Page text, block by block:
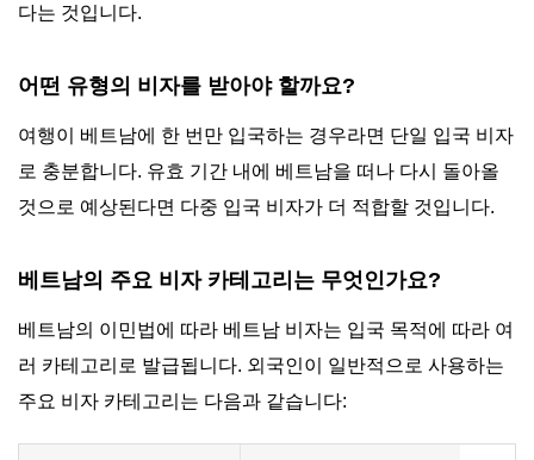
다는 것입니다.
어떤 유형의 비자를 받아야 할까요?
여행이 베트남에 한 번만 입국하는 경우라면 단일 입국 비자
로 충분합니다. 유효 기간 내에 베트남을 떠나 다시 돌아올
것으로 예상된다면 다중 입국 비자가 더 적합할 것입니다.
베트남의 주요 비자 카테고리는 무엇인가요?
베트남의 이민법에 따라 베트남 비자는 입국 목적에 따라 여
러 카테고리로 발급됩니다. 외국인이 일반적으로 사용하는
주요 비자 카테고리는 다음과 같습니다: